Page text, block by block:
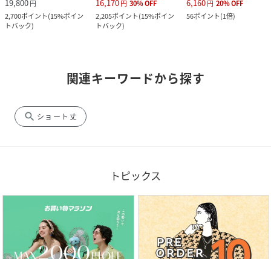
19,800円
2,700ポイント(15%ポイン
トバック)
16,170円 30%OFF
2,205ポイント(15%ポイン
トバック)
6,160円 20%OFF
56ポイント(1倍)
関連キーワードから探す
search ショート丈
トピックス